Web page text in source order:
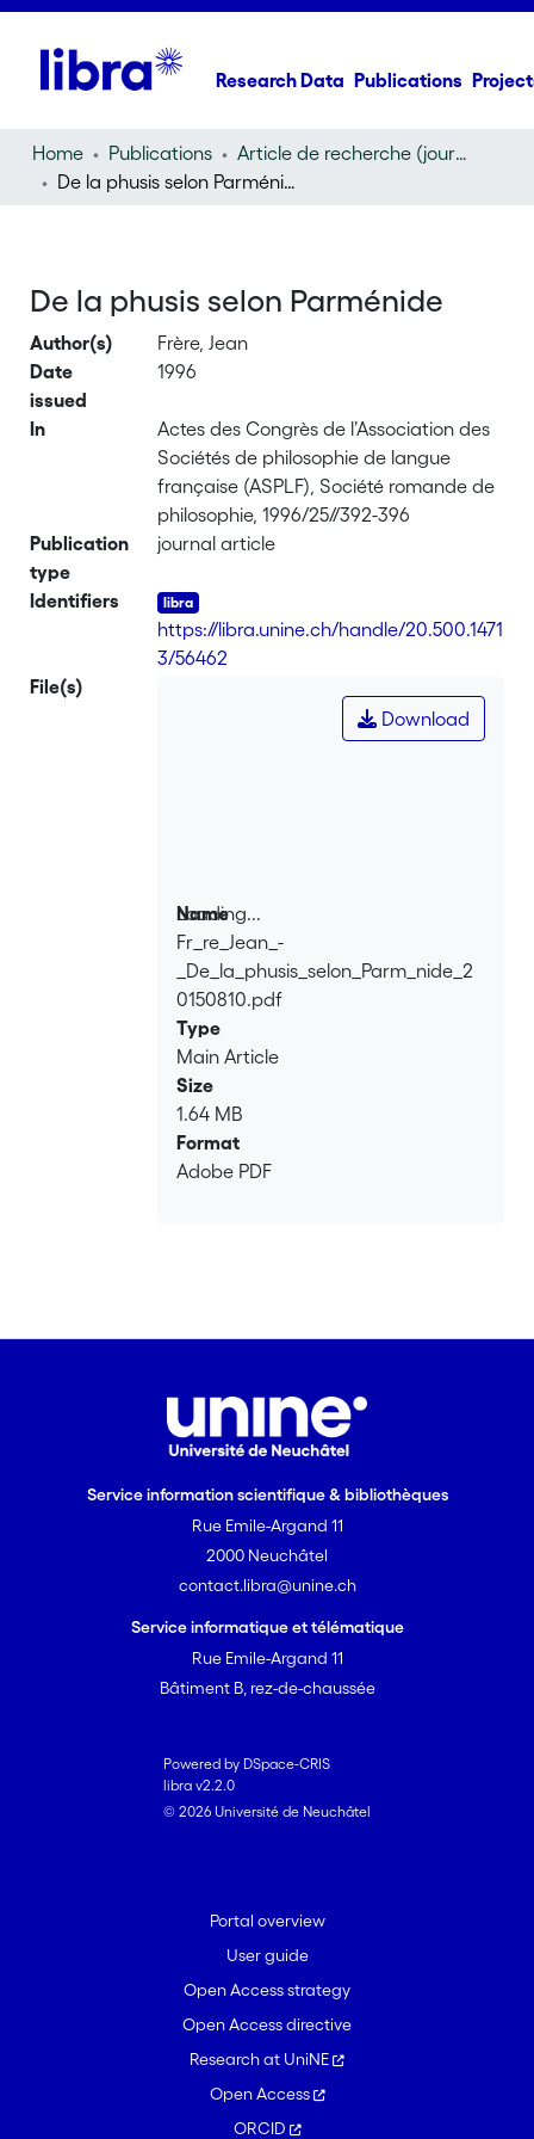
Research Data Publications
Home Publications
Article de recherche (journal article)
De la phusis selon Parménide
De la phusis selon Parménide
Author(s)
Frère, Jean
Date
issued
1996
In
Actes des Congrès de l’Association des
Sociétés de philosophie de langue
française (ASPLF), Société romande de
philosophie, 1996/25//392-396
Publication
type
journal article
Identifiers
https://libra.unine.ch/handle/20.500.1471
3/56462
File(s)
Loading...
Loading...
Download
Name
Fr_re_Jean_-
_De_la_phusis_selon_Parm_nide_2
0150810.pdf
Type
Main Article
Size
1.64 MB
Format
Adobe PDF
Service information scientifique & bibliothèques
Rue Emile-Argand 11
2000 Neuchâtel
contact.libra@unine.ch
Service informatique et télématique
Rue Emile-Argand 11
Bâtiment B, rez-de-chaussée
Powered by DSpace-CRIS
libra v2.2.0
© 2026 Université de Neuchâtel
Portal overview
User guide
Open Access strategy
Open Access directive
Research at UniNE
Open Access
ORCID